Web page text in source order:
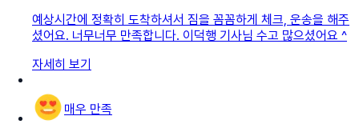
예상시간에 정확히 도착하셔서 짐을 꼼꼼하게 체크, 운송을 해주
셨어요. 너무너무 만족합니다. 이덕행 기사님 수고 많으셨어요 ^
자세히 보기
매우 만족